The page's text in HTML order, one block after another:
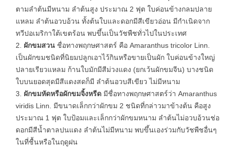
ตามลำต้นมีหนาม ลำต้นสูง ประมาณ 2 ฟุต ใบค่อนข้างกลมปลาย
แหลม ลำต้นอวบอ้วน ทั้งต้นใบและดอกมีสีเขียวอ่อน มีกำเนิดจาก
ทวีปอเมริกาใต้เขตร้อน พบขึ้นเป็นวัชพืชทั่วไปในประเทศ
ผักขมสวน ชื่อทางพฤกษศาสตร์ คือ Amaranthus tricolor Linn.
เป็นผักขมชนิดที่นิยมปลูกเอาไว้กินหรือขายเป็นผัก ใบค่อนข้างใหญ่
ปลายเรียวแหลม ก้านใบมักมีสีม่วงแดง (ยกเว้นผักขมจีน) บางชนิด
ใบบนยอดสุดมีสีแดงสดก็มี ลำต้นอวบสีเขียว ไม่มีหนาม
ผักขมหัดหรือผักขมจิ้งหรีด มีชื่อทางพฤกษศาสตร์ว่า Amaranthus
viridis Linn. มีขนาดเล็กกว่าผักขม 2 ชนิดที่กล่าวมาข้างต้น คือสูง
ประมาณ 1 ฟุต ใบป้อมและเล็กกว่าผักขมหนาม ลำต้นไม่อวบอ้วนช่อ
ดอกมีสีน้ำตาลปนแดง ลำต้นไม่มีหนาม พบขึ้นเองร่วมกับวัชพืชอื่นๆ
ในที่ชื้นหรือในฤดูฝน